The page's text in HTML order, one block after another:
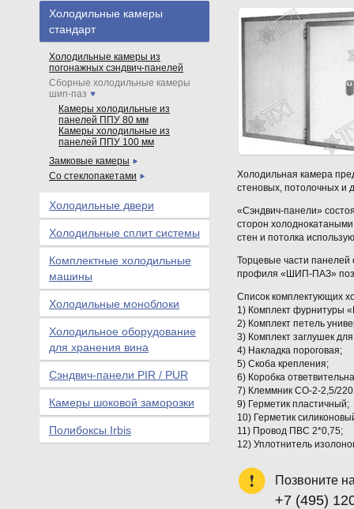
Холодильная камера
стеновых, потолочных и
«Сэндвич-панели»
сторон
стен и потолка
Торцевые части
профиля «ШИП-ПАЗ»
Список комплектующих
1) Комплект фурнитуры
2) Комплект петель
3) Комплект заглушек
4) Накладка пороговая;
5) Скоба крепления;
6) Коробка
7) Клеммник СО-2-2,5/
9) Герметик пластичный;
10) Герметик
11) Провод ПВС 2*0,75;
12) Уплотнитель
Позвоните
+7 (495)
Холодильные камеры
стандарт
Холодильные камеры из
погонажных сэндвич-панелей
Сборные холодильные камеры
шип-паз
Камеры холодильные из
панелей ППУ 80 мм
Камеры холодильные из
панелей ППУ 100 мм
Замковые камеры
Со стеклопакетами
Холодильные двери
Холодильные сплит системы
Комплектные холодильные
машины
Холодильные моноблоки
Холодильное оборудование
для хранения вина
Сэндвич-панели PIR / PUR
Камеры шоковой заморозки
Полибоксы Irbis